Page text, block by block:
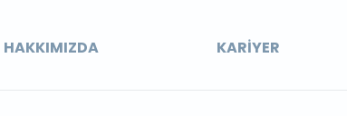
HAKKIMIZDA KARIYER